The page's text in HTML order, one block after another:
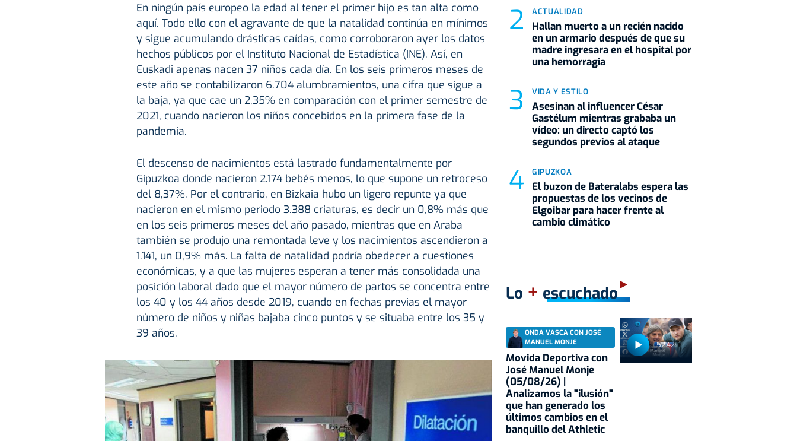
En ningún país europeo la edad al tener el primer hijo es tan alta como
aquí. Todo ello con el agravante de que la natalidad continúa en mínimos
y sigue acumulando drásticas caídas, como corroboraron ayer los datos
hechos públicos por el Instituto Nacional de Estadística (INE). Así, en
Euskadi apenas nacen 37 niños cada día. En los seis primeros meses de
este año se contabilizaron 6.704 alumbramientos, una cifra que sigue a
la baja, ya que cae un 2,35% en comparación con el primer semestre de
2021, cuando nacieron los niños concebidos en la primera fase de la
pandemia.
El descenso de nacimientos está lastrado fundamentalmente por
Gipuzkoa donde nacieron 2.174 bebés menos, lo que supone un retroceso
del 8,37%. Por el contrario, en Bizkaia hubo un ligero repunte ya que
nacieron en el mismo periodo 3.388 criaturas, es decir un 0,8% más que
en los seis primeros meses del año pasado, mientras que en Araba
también se produjo una remontada leve y los nacimientos ascendieron a
1.141, un 0,9% más. La falta de natalidad podría obedecer a cuestiones
económicas, y a que las mujeres esperan a tener más consolidada una
posición laboral dado que el mayor número de partos se concentra entre
los 40 y los 44 años desde 2019, cuando en fechas previas el mayor
número de niños y niñas bajaba cinco puntos y se situaba entre los 35 y
39 años.
ACTUALIDAD
Hallan muerto a un recién nacido
en un armario después de que su
madre ingresara en el hospital por
una hemorragia
VIDA Y ESTILO
Asesinan al influencer César
Gastélum mientras grababa un
vídeo: un directo captó los
segundos previos al ataque
GIPUZKOA
El buzon de Bateralabs espera las
propuestas de los vecinos de
Elgoibar para hacer frente al
cambio climático
Lo + escuchado
52:42
ONDA VASCA CON JOSÉ
MANUEL MONJE
Movida Deportiva con
José Manuel Monje
(05/08/26) |
Analizamos la "ilusión"
que han generado los
últimos cambios en el
banquillo del Athletic